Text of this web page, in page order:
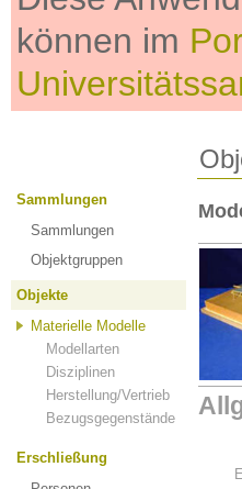
können im
Sammlungen
Sammlungen
Objektgruppen
Objekte
Materielle Modelle
Modellarten
Disziplinen
Herstellung/Vertrieb
Bezugsgegenstände
Erschließung